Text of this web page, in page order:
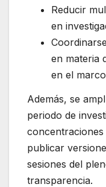
Reducir
en
en materia
en el
Además, se
periodo de
concentraciones
publicar
sesiones del
transparencia.